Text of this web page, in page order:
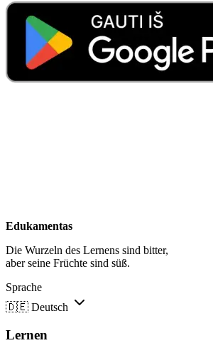
Edukamentas
Die Wurzeln des Lernens sind bitter,
aber seine Früchte sind süß.
Sprache
🇩🇪 Deutsch
Lernen